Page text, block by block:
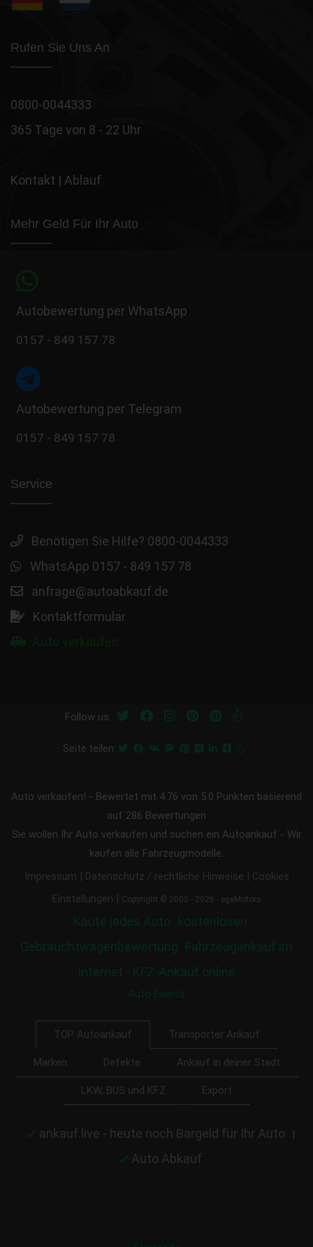
Rufen Sie Uns An
0800-0044333
365 Tage von 8 - 22 Uhr
Kontakt | Ablauf
Mehr Geld Für Ihr Auto
Autobewertung per WhatsApp
0157 - 849 157 78
Autobewertung per Telegram
0157 - 849 157 78
Service
Benötigen Sie Hilfe? 0800-0044333
WhatsApp 0157 - 849 157 78
anfrage@autoabkauf.de
Kontaktformular
Follow us:
Seite teilen:
Auto verkaufen! - Bewertet mit 4.76 von 5.0 Punkten basierend
auf 286 Bewertungen
Sie wollen Ihr Auto verkaufen und suchen ein Autoankauf - Wir
kaufen alle Fahrzeugmodelle.
Impressum | Datenschutz / rechtliche Hinweise | Cookies
Einstellungen | Copyright © 2005 - 2026 - egeMotors
Kaufe jedes Auto kostenlosen
Gebrauchtwagenbewertung Fahrzeugankauf im
Internet - KFZ-Ankauf online
Auto Events
TOP Autoankauf Transporter Ankauf
Marken Defekte Ankauf in deiner Stadt
LKW, BUS und KFZ Export
ankauf.live - heute noch Bargeld für Ihr Auto |
Auto Abkauf